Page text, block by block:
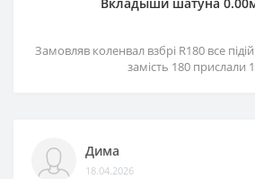
Замовляв коленвал взбрі R180 все
замість 180 прислали
Дима
18.04.2026